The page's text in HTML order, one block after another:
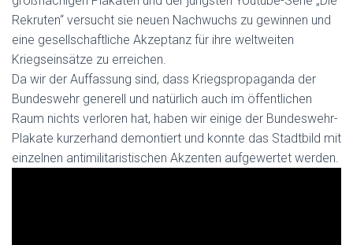
Rekruten“ versucht sie neuen Nachwuchs zu gewinnen und
eine gesellschaftliche Akzeptanz für ihre weltweiten
Kriegseinsätze zu erreichen.
Da wir der Auffassung sind, dass Kriegspropaganda der
Bundeswehr generell und natürlich auch im öffentlichen
Raum nichts verloren hat, haben wir einige der Bundeswehr-
Plakate kurzerhand demontiert und konnte das Stadtbild mit
einzelnen antimilitaristischen Akzenten aufgewertet werden.